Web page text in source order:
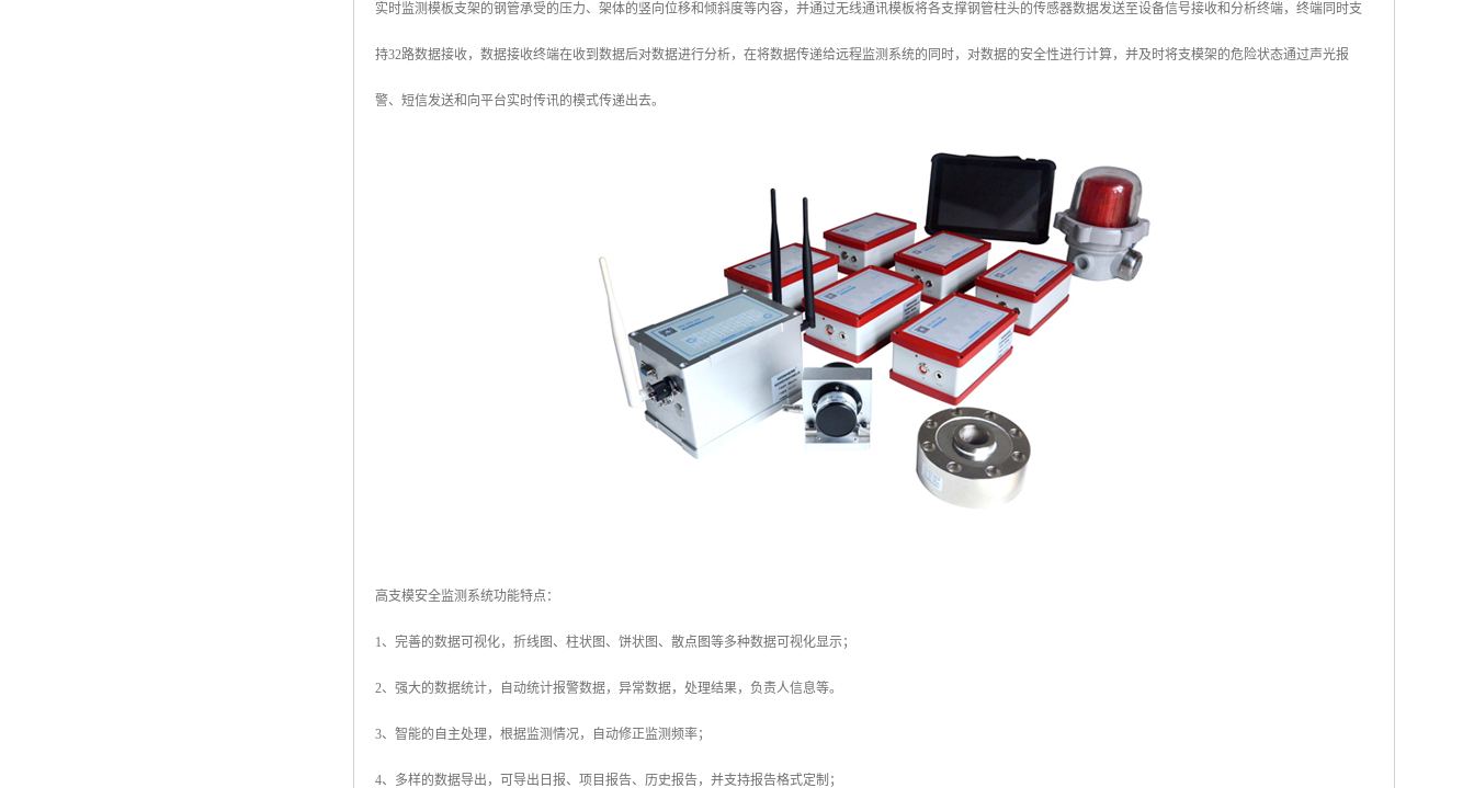
实时监测模板支架的钢管承受的压力、架体的竖向位移和倾斜度等内容，并通过无线通讯模板将各支撑钢管柱头的传感器数据发送至设备信号接收和分析终端，终端同时支
持32路数据接收，数据接收终端在收到数据后对数据进行分析，在将数据传递给远程监测系统的同时，对数据的安全性进行计算，并及时将支模架的危险状态通过声光报
警、短信发送和向平台实时传讯的模式传递出去。
高支模安全监测系统功能特点：
1、完善的数据可视化，折线图、柱状图、饼状图、散点图等多种数据可视化显示；
2、强大的数据统计，自动统计报警数据，异常数据，处理结果，负责人信息等。
3、智能的自主处理，根据监测情况，自动修正监测频率；
4、多样的数据导出，可导出日报、项目报告、历史报告，并支持报告格式定制；